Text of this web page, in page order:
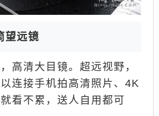
望远镜
清大目镜。超远视野，
连接手机拍高清照片、4K
看不累，送人自用都可